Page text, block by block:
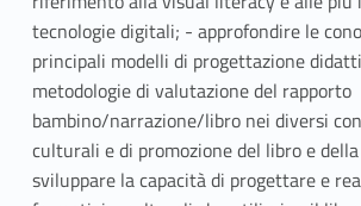
tecnologie digitali; - approfondire le
principali modelli di progettazione
metodologie di valutazione del rapporto
bambino/narrazione/libro nei diversi
culturali e di promozione del libro e
sviluppare la capacità di progettare e